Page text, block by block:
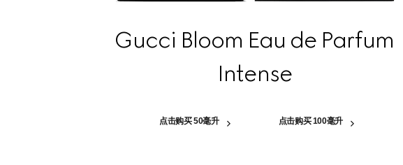
Gucci Bloom Eau de Parfum
Intense
点击购买 50毫升 点击购买 100毫升